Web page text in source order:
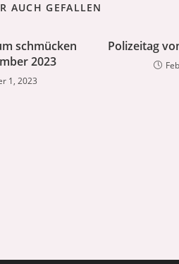
AUCH GEFALLEN
schmücken
2023
1, 2023
Polizeitag